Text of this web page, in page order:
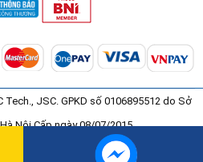
JSC. GPKD số 0106895512 do Sở
Nội Cấp ngày 08/07/2015